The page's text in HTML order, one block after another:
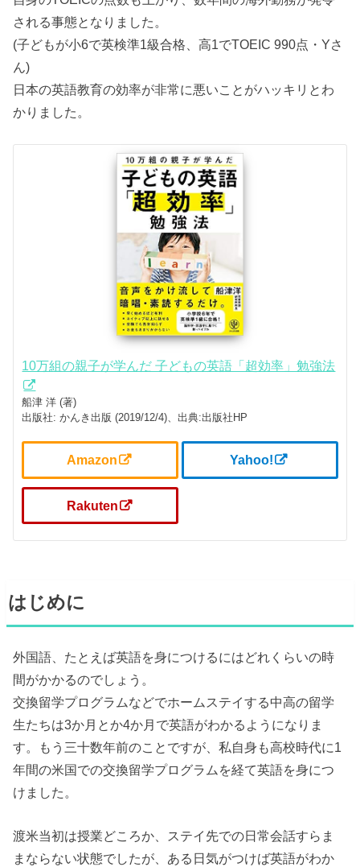
される事態となりました。
(子どもが小6で英検準1級合格、高1でTOEIC 990点・Yさ
ん)
日本の英語教育の効率が非常に悪いことがハッキリとわ
かりました。
10万組の親子が学んだ 子どもの英語「超効率」勉強法
船津 洋 (著)
出版社: かんき出版 (2019/12/4)、出典:出版社HP
Amazon Yahoo!
Rakuten
はじめに
外国語、たとえば英語を身につけるにはどれくらいの時
間がかかるのでしょう。
交換留学プログラムなどでホームステイする中高の留学
生たちは3か月とか4か月で英語がわかるようになりま
す。もう三十数年前のことですが、私自身も高校時代に1
年間の米国での交換留学プログラムを経て英語を身につ
けました。
渡米当初は授業どころか、ステイ先での日常会話すらま
まならない状態でしたが、ある日気がつけば英語がわか